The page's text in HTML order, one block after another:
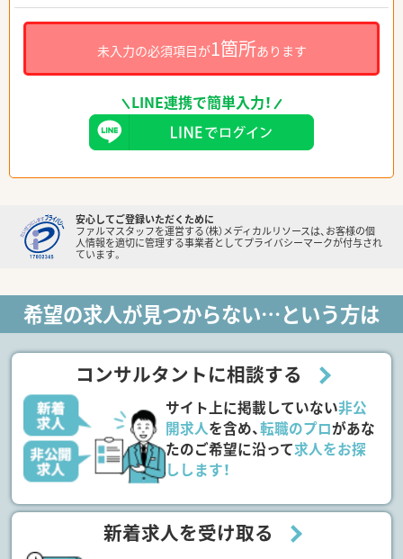
未入力の必須項目が1箇所あります
LINE連携で簡単入力！
安心してご登録いただくために
ファルマスタッフを運営する（株）メディカルリソースは、お客様の個
人情報を適切に管理する事業者としてプライバシーマークが付与され
ています。
希望の求人が見つからない…という方は
コンサルタントに相談する
サイト上に掲載していない非公
開求人を含め、転職のプロがあな
たのご希望に沿って求人をお探
しします！
新着求人を受け取る